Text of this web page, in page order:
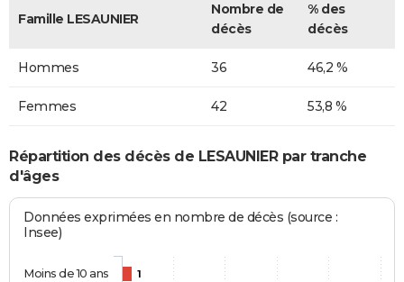
Famille LESAUNIER
Nombre de
décès
% des
décès
Hommes 36 46,2 %
Femmes 42 53,8 %
Répartition des décès de LESAUNIER par tranche
d'âges
Données exprimées en nombre de décès (source :
Insee)
1
Moins de 10 ans